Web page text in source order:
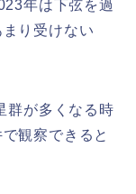
年は下弦を過
り受けない
群が多くなる時
観察できると